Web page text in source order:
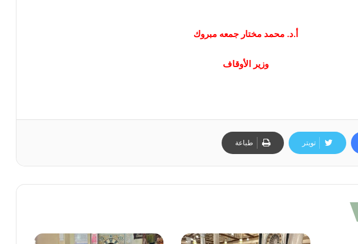
أ.د. محمد مختار جمعه مبروك
وزير الأوقاف
تويتر طباعة